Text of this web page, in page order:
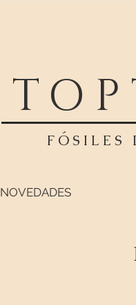
NOVEDADES